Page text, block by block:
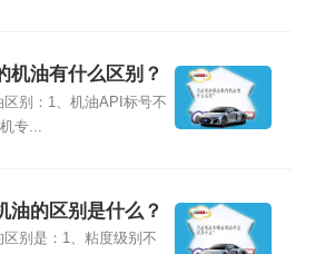
机油有什么区别？
别：1、机油API标号不
专...
油的区别是什么？
别是：1、粘度级别不